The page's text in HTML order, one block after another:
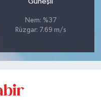
Nem: %37
Rüzgar: 7.69 m/s